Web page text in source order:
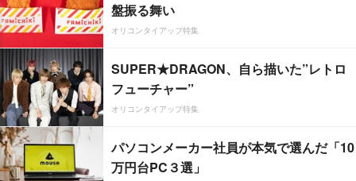
盤振る舞い
オリコンタイアップ特集
SUPER★DRAGON、自ら描いた”レトロ
フューチャー”
オリコンタイアップ特集
パソコンメーカー社員が本気で選んだ「10
万円台PC３選」